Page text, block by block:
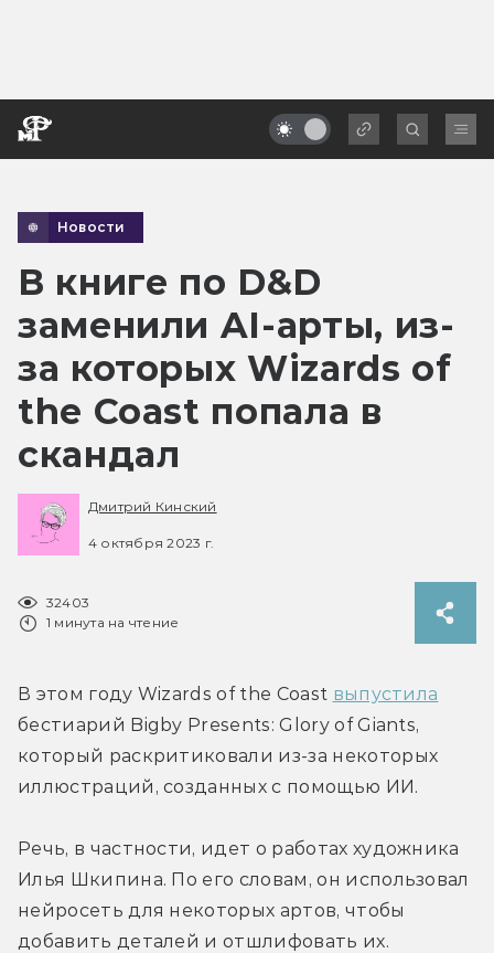
Новости
В книге по D&D
заменили AI-арты, из-
за которых Wizards of
the Coast попала в
скандал
Дмитрий Кинский
4 октября 2023 г.
32403
1 минута на чтение
В этом году Wizards of the Coast выпустила
бестиарий Bigby Presents: Glory of Giants,
который раскритиковали из-за некоторых
иллюстраций, созданных с помощью ИИ.
Речь, в частности, идет о работах художника
Илья Шкипина. По его словам, он использовал
нейросеть для некоторых артов, чтобы
добавить деталей и отшлифовать их.